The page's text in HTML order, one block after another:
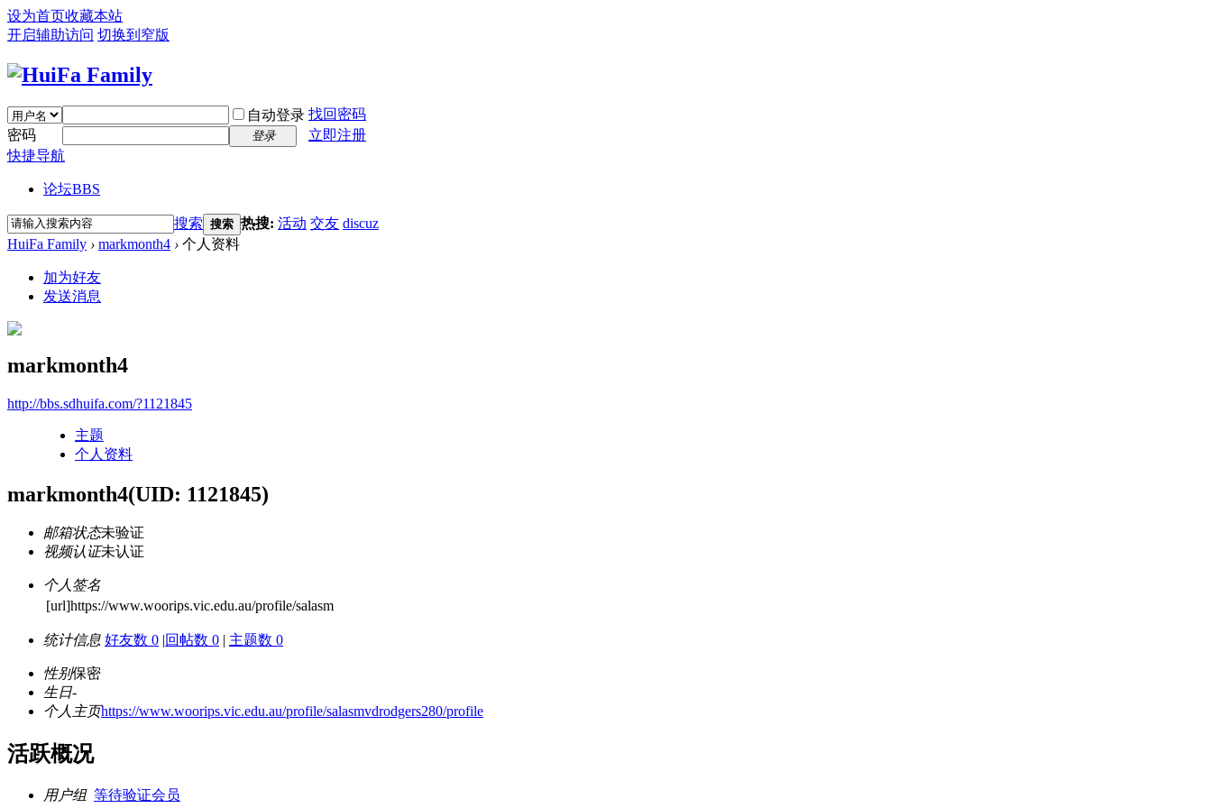
设为首页收藏本站
开启辅助访问 切换到窄版
自动登录 找回密码
密码
登录
立即注册
快捷导航
论坛BBS
搜索 搜索 热搜: 活动 交友 discuz
HuiFa Family › markmonth4 › 个人资料
加为好友
发送消息
markmonth4
http://bbs.sdhuifa.com/?1121845
主题
个人资料
markmonth4(UID: 1121845)
邮箱状态未验证
视频认证未认证
个人签名
[url]https://www.woorips.vic.edu.au/profile/salasm
统计信息 好友数 0 |回帖数 0 | 主题数 0
性别保密
生日-
个人主页https://www.woorips.vic.edu.au/profile/salasmvdrodgers280/profile
活跃概况
用户组 等待验证会员